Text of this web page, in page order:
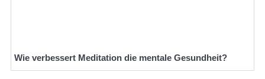
Wie verbessert Meditation die mentale Gesundheit?